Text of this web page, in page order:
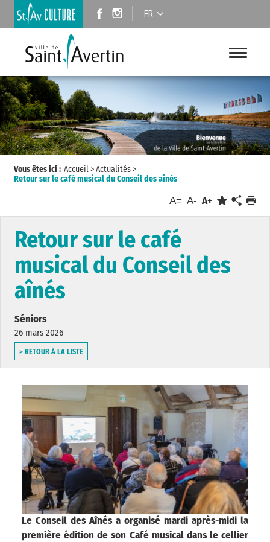
FR
Vous êtes ici : Accueil>Actualités>
Retour sur le café musical du Conseil des aînés
A= A- A+
Retour sur le café
musical du Conseil des
aînés
Séniors
26 mars 2026
> RETOUR À LA LISTE
Le Conseil des Aînés a organisé mardi après-midi la
première édition de son Café musical dans le cellier